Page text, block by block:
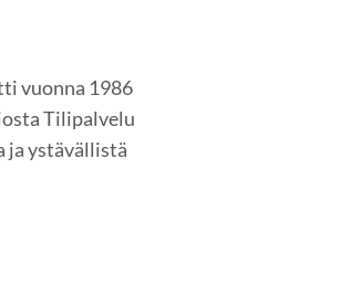
vuonna 1986
Tilipalvelu
ja ystävällistä